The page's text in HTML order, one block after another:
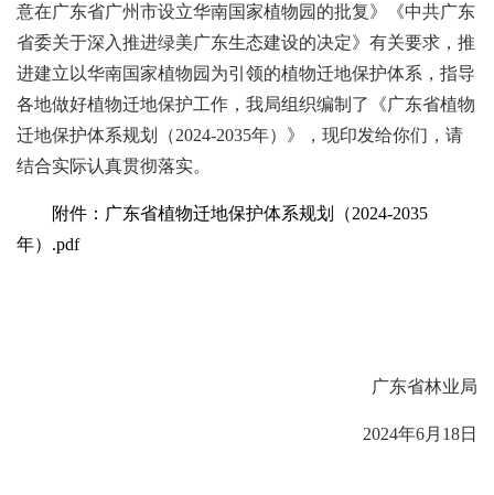
意在广东省广州市设立华南国家植物园的批复》《中共广东
省委关于深入推进绿美广东生态建设的决定》有关要求，推
进建立以华南国家植物园为引领的植物迁地保护体系，指导
各地做好植物迁地保护工作，我局组织编制了《广东省植物
迁地保护体系规划（2024-2035年）》，现印发给你们，请
结合实际认真贯彻落实。
附件：广东省植物迁地保护体系规划（2024-2035
年）.pdf
广东省林业局
2024年6月18日